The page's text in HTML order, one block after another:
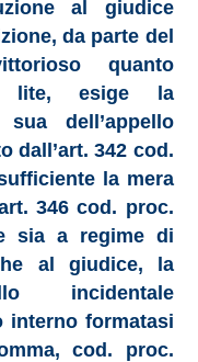
al giudice
da parte del
quanto
lite, esige la
dell’appello
dall’art. 342 cod.
la mera
346 cod. proc.
sia a regime di
al giudice, la
incidentale
interno formatasi
cod. proc.